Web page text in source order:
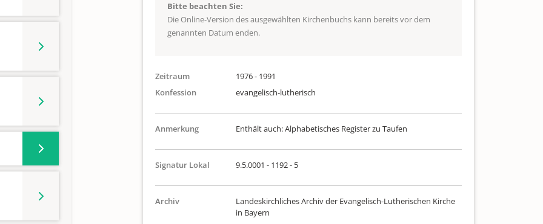
Bitte beachten Sie:
Die Online-Version des ausgewählten Kirchenbuchs kann bereits vor dem
genannten Datum enden.
Zeitraum
1976 - 1991
Konfession
evangelisch-lutherisch
Anmerkung Enthält auch: Alphabetisches Register zu Taufen
Signatur Lokal 9.5.0001 - 1192 - 5
Archiv
Landeskirchliches Archiv der Evangelisch-Lutherischen Kirche
in Bayern